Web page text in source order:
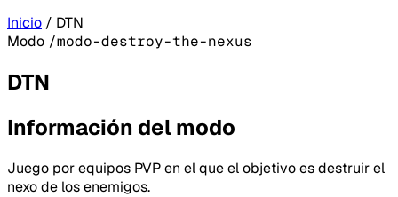
Inicio / DTN
Modo /modo-destroy-the-nexus
DTN
Información del modo
Juego por equipos PVP en el que el objetivo es destruir el
nexo de los enemigos.